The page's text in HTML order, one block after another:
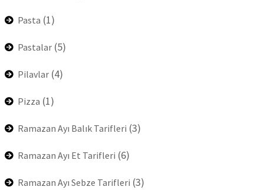
Pasta (1)
Pastalar (5)
Pilavlar (4)
Pizza (1)
Ramazan Ayı Balık Tarifleri (3)
Ramazan Ayı Et Tarifleri (6)
Ramazan Ayı Sebze Tarifleri (3)